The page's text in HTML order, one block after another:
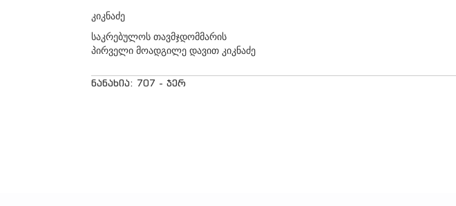
კიკნაძე
საკრებულოს თავმჯდომმარის
პირველი მოადგილე დავით კიკნაძე
ნანახია: 707 - ჯერ